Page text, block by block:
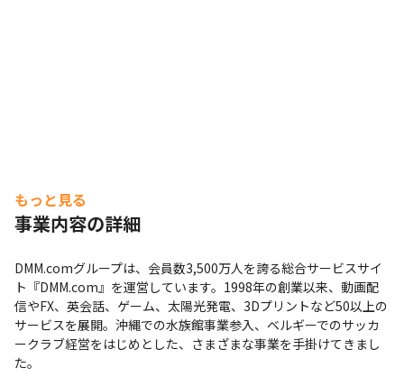
もっと見る
事業内容の詳細
DMM.comグループは、会員数3,500万人を誇る総合サービスサイ
ト『DMM.com』を運営しています。1998年の創業以来、動画配
信やFX、英会話、ゲーム、太陽光発電、3Dプリントなど50以上の
サービスを展開。沖縄での水族館事業参入、ベルギーでのサッカ
ークラブ経営をはじめとした、さまざまな事業を手掛けてきまし
た。